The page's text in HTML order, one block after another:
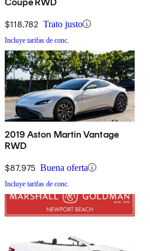
$118,782 Trato justo
Incluye tarifas de conc.
2019 Aston Martin Vantage
RWD
$87,975 Buena oferta
Incluye tarifas de conc.